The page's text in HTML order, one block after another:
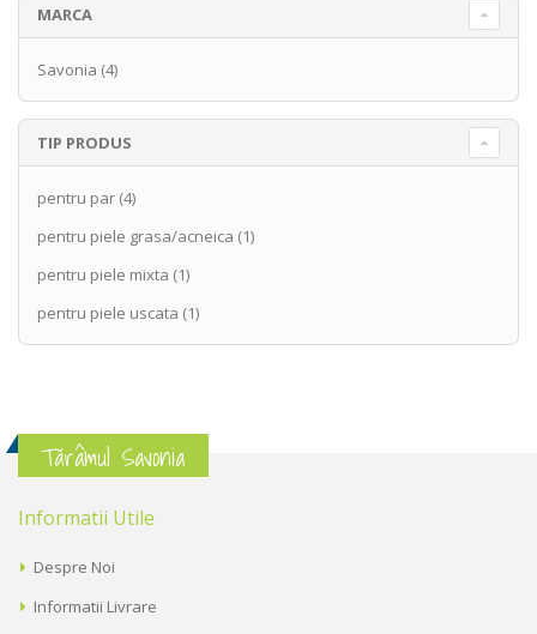
MARCA
Savonia (4)
TIP PRODUS
pentru par (4)
pentru piele grasa/acneica (1)
pentru piele mixta (1)
pentru piele uscata (1)
Tărâmul Savonia
Informatii Utile
Despre Noi
Informatii Livrare